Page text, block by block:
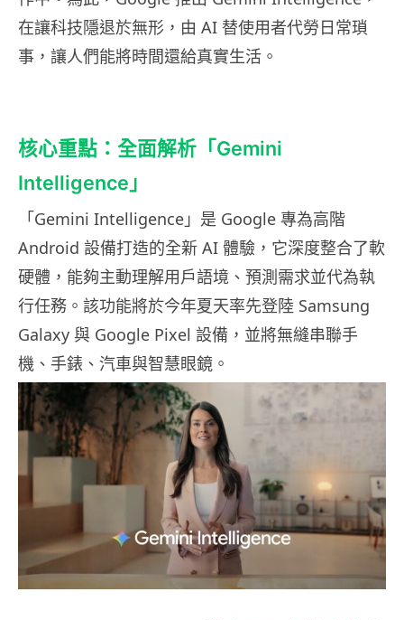
在讓科技隱退於無形，由 AI 替使用者代勞日常瑣
事，讓人們能將時間還給真實生活。
核心重點：全面解析「Gemini
Intelligence」
「Gemini Intelligence」是 Google 專為高階
Android 設備打造的全新 AI 體驗，它深度整合了軟
硬體，能夠主動理解用戶語境、預測需求並代為執
行任務。該功能將於今年夏天率先登陸 Samsung
Galaxy 與 Google Pixel 設備，並將無縫串聯手
機、手錶、汽車與智慧眼鏡。